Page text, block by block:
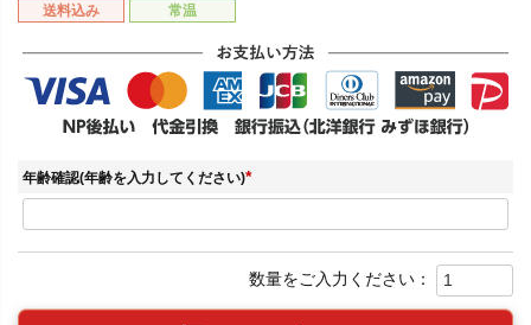
送料込み 常温
年齢確認(年齢を入力してください)
(